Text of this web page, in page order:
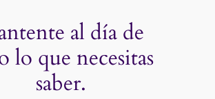
al día de
lo que necesitas
saber.